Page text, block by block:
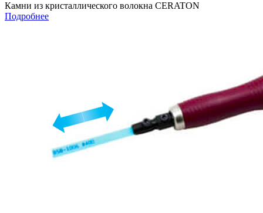
Камни из кристаллического волокна CERATON
Подробнее